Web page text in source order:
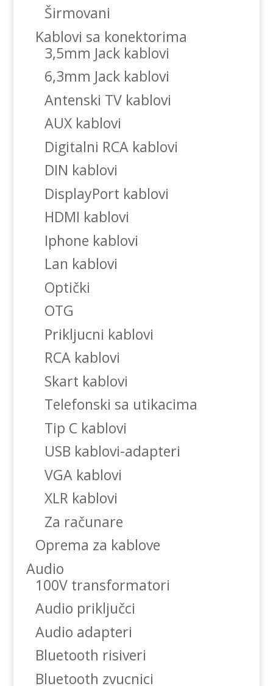
Širmovani
Kablovi sa konektorima
3,5mm Jack kablovi
6,3mm Jack kablovi
Antenski TV kablovi
AUX kablovi
Digitalni RCA kablovi
DIN kablovi
DisplayPort kablovi
HDMI kablovi
Iphone kablovi
Lan kablovi
Optički
OTG
Prikljucni kablovi
RCA kablovi
Skart kablovi
Telefonski sa utikacima
Tip C kablovi
USB kablovi-adapteri
VGA kablovi
XLR kablovi
Za računare
Oprema za kablove
Audio
100V transformatori
Audio priključci
Audio adapteri
Bluetooth risiveri
Bluetooth zvucnici